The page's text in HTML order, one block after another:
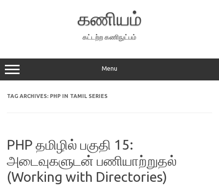
கணியம்
கட்டற்ற கணிநுட்பம்
Menu
TAG ARCHIVES: PHP IN TAMIL SERIES
PHP தமிழில் பகுதி 15:
அடைவுகளுடன் பணியாற்றுதல்
(Working with Directories)